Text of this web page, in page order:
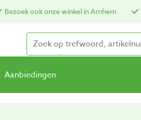
Bezoek ook onze winkel in Arnhem
Aanbiedingen